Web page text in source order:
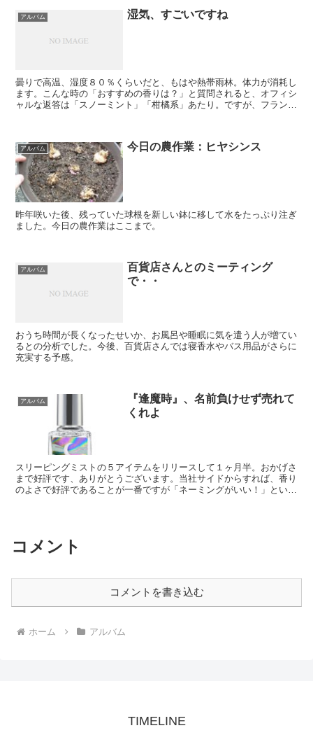
アルバム 湿気、すごいですね
曇りで高温、湿度８０％くらいだと、もはや熱帯雨林。体力が消耗し
ます。こんな時の「おすすめの香りは？」と質問されると、オフィシ
ャルな返答は「スノーミント」「柑橘系」あたり。ですが、フランク
アルバム 今日の農作業：ヒヤシンス
昨年咲いた後、残っていた球根を新しい鉢に移して水をたっぷり注ぎ
ました。今日の農作業はここまで。
アルバム
百貨店さんとのミーティング
で・・
おうち時間が長くなったせいか、お風呂や睡眠に気を遣う人が増てい
るとの分析でした。今後、百貨店さんでは寝香水やバス用品がさらに
充実する予感。
アルバム
『逢魔時』、名前負けせず売れて
くれよ
スリーピングミストの５アイテムをリリースして１ヶ月半。おかげさ
まで好評です、ありがとうございます。当社サイドからすれば、香り
のよさで好評であることが一番ですが「ネーミングがいい！」という
コメント
コメントを書き込む
ホーム アルバム
TIMELINE